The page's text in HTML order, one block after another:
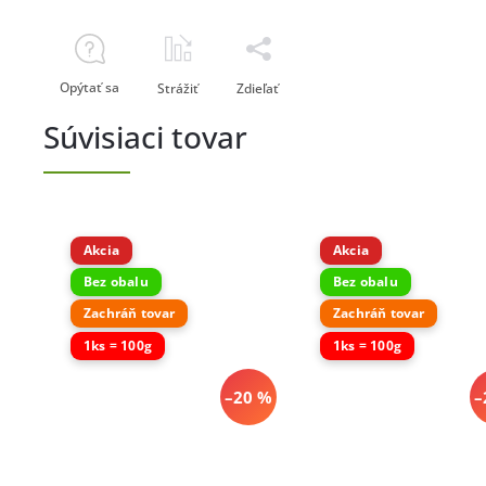
Opýtať sa Strážiť Zdieľať
Súvisiaci tovar
Akcia
Bez obalu
Zachráň tovar
1ks = 100g
–20 %
Akcia
Bez obalu
Zachráň tovar
1ks = 100g